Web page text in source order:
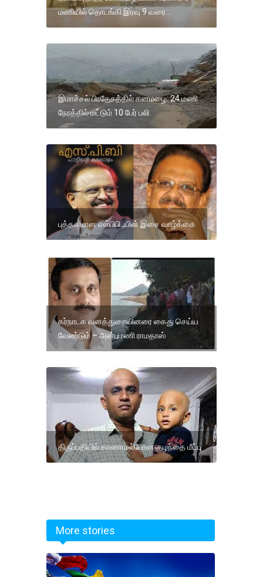
மணியில் தொடங்கி இரவு 9 வரை...
இமாச்சல் பிரதேசத்தில் கனமழை: 24 மணி
நேரத்தில் மட்டும் 10 பேர் பலி
புத்தகமான எஸ்பிபி.,யின் இசை வாழ்க்கை
கர்நாடக வனத்துறையினரை கைது செய்ய
வேண்டும் – அன்புமணி ராமதாஸ்
திருப்பதியில் காணாமல்போன குழந்தை மீட்பு
More stories